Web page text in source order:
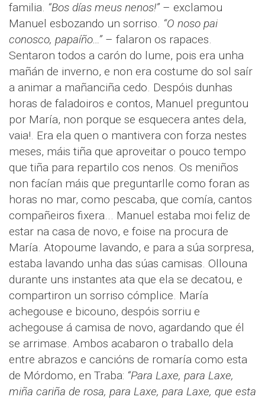
familia. “Bos días meus nenos!”– exclamou
Manuel esbozando un sorriso. “O noso pai
conosco, papaíño…”– falaron os rapaces.
Sentaron todos a carón do lume, pois era unha
mañán de inverno, e non era costume do sol saír
a animar a mañanciña cedo. Despóis dunhas
horas de faladoiros e contos, Manuel preguntou
por María, non porque se esquecera antes dela,
vaia!. Era ela quen o mantivera con forza nestes
meses, máis tiña que aproveitar o pouco tempo
que tiña para repartilo cos nenos. Os meniños
non facían máis que preguntarlle como foran as
horas no mar, como pescaba, que comía, cantos
compañeiros fixera... Manuel estaba moi feliz de
estar na casa de novo, e foise na procura de
María. Atopoume lavando, e para a súa sorpresa,
estaba lavando unha das súas camisas. Ollouna
durante uns instantes ata que ela se decatou, e
compartiron un sorriso cómplice. María
achegouse e bicouno, despóis sorriu e
achegouse á camisa de novo, agardando que él
se arrimase. Ambos acabaron o traballo dela
entre abrazos e cancións de romaría como esta
de Mórdomo, en Traba: “Para Laxe, para Laxe,
miña cariña de rosa, para Laxe, para Laxe, que esta